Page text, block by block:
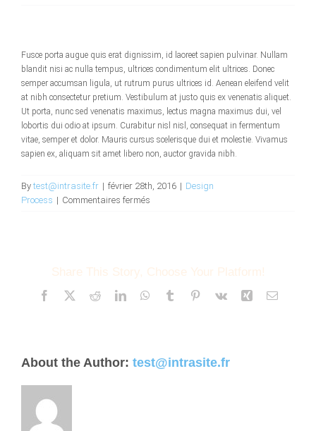
Procédures
Actualités
Qui sommes nous ?
Fusce porta augue quis erat dignissim, id laoreet sapien pulvinar. Nullam
blandit nisi ac nulla tempus, ultrices condimentum elit ultrices. Donec
semper accumsan ligula, ut rutrum purus ultrices id. Aenean eleifend velit
at nibh consectetur pretium. Vestibulum at justo quis ex venenatis aliquet.
Ut porta, nunc sed venenatis maximus, lectus magna maximus dui, vel
lobortis dui odio at ipsum. Curabitur nisl nisl, consequat in fermentum
vitae, semper et dolor. Mauris cursus scelerisque dui et molestie. Vivamus
sapien ex, aliquam sit amet libero non, auctor gravida nibh.
By test@intrasite.fr | février 28th, 2016 | Design
Process | Commentaires fermés
support?
Share This Story, Choose Your Platform!
Facebook
X RedditLinkedInWhatsApp
Tumblr Pinterest
Vk Xing Email
About the Author: test@intrasite.fr